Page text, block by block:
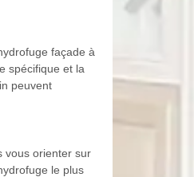
façade à
spécifique et la
peuvent
vous orienter sur
le plus